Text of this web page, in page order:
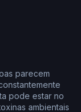
parecem
pode estar no
ambientais